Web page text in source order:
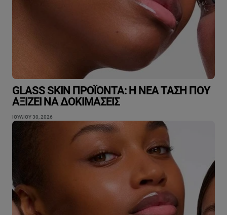
GLASS SKIN ΠΡΟΪΌΝΤΑ: Η ΝΈΑ ΤΆΣΗ ΠΟΥ
ΑΞΊΖΕΙ ΝΑ ΔΟΚΙΜΆΣΕΙΣ
ΙΟΥΛΊΟΥ 30, 2026